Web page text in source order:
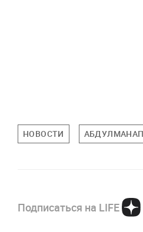
НОВОСТИ
Подписаться на LIFE